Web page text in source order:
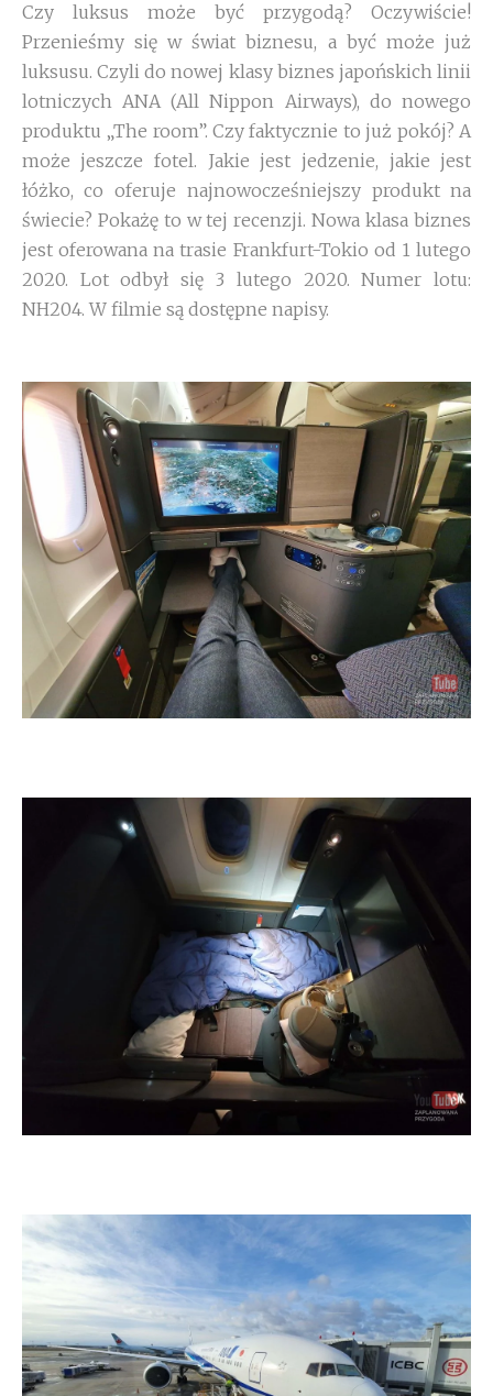
Czy luksus może być przygodą? Oczywiście!
Przenieśmy się w świat biznesu, a być może już
luksusu. Czyli do nowej klasy biznes japońskich linii
lotniczych ANA (All Nippon Airways), do nowego
produktu „The room”. Czy faktycznie to już pokój? A
może jeszcze fotel. Jakie jest jedzenie, jakie jest
łóżko, co oferuje najnowocześniejszy produkt na
świecie? Pokażę to w tej recenzji. Nowa klasa biznes
jest oferowana na trasie Frankfurt-Tokio od 1 lutego
2020. Lot odbył się 3 lutego 2020. Numer lotu:
NH204. W filmie są dostępne napisy.